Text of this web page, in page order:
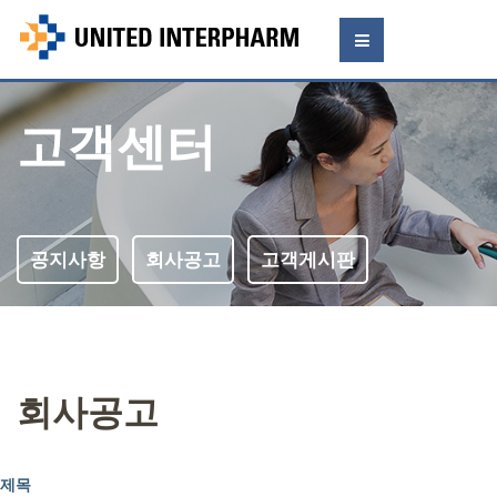
고객센터
공지사항 회사공고 고객게시판
회사공고
제목